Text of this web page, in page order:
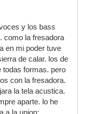
y los bass
como la fresadora
en mi poder tuve
de calar. los de
todas formas. pero
con la fresadora.
la tela acustica.
aparte. lo he